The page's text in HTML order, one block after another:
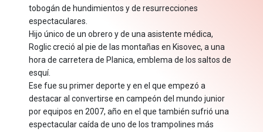
tobogán de hundimientos y de resurrecciones
espectaculares.
Hijo único de un obrero y de una asistente médica,
Roglic creció al pie de las montañas en Kisovec, a una
hora de carretera de Planica, emblema de los saltos de
esquí.
Ese fue su primer deporte y en el que empezó a
destacar al convertirse en campeón del mundo junior
por equipos en 2007, año en el que también sufrió una
espectacular caída de uno de los trampolines más